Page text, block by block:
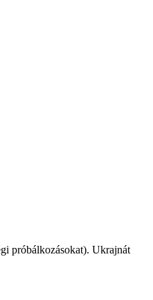
próbálkozásokat). Ukrajnát